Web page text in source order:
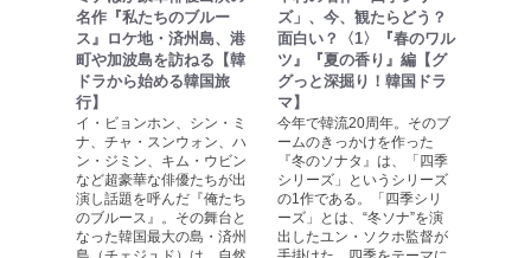
名作『私たちのブルー
ス』ロケ地・済州島、港
町や加波島を訪ねる【韓
ドラから始める韓国旅
行】
イ・ビョンホン、シン・ミ
ナ、チャ・スンウォン、ハ
ン・ジミン、キム・ウビン
など超豪華な俳優たちが出
演し話題を呼んだ『俺たち
のブルース』。その舞台と
なった韓国最大の島・済州
ズ」、今、観たらどう？
面白い？〈1〉『春のワル
ツ』『夏の香り』編【グ
グっと深掘り！韓国ドラ
マ】
今年で韓流20周年。そのブ
ームのきっかけを作った
『冬のソナタ』は、「四季
シリーズ」というシリーズ
の1作である。「四季シリ
ーズ」とは、“冬ソナ”を演
出したユン・ソクホ監督が